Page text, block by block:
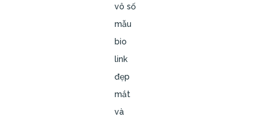
vô số
mẫu
bio
link
đẹp
mắt
và